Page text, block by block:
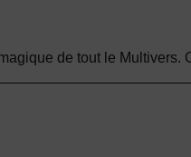
de tout le